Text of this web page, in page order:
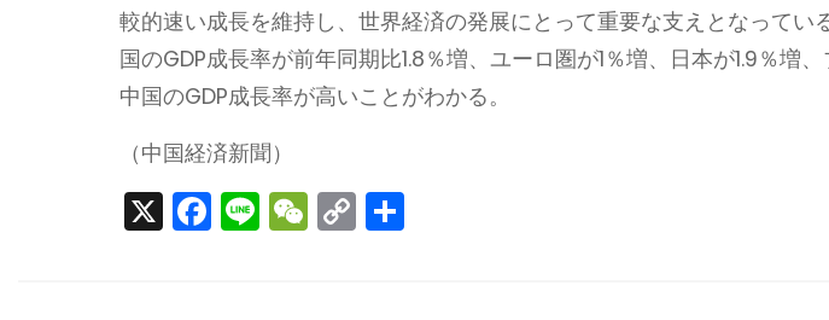
較的速い成長を維持し、世界経済の発展にとって重要な支えとなってい
国のGDP成長率が前年同期比1.8％増、ユーロ圏が1％増、日本が1.9％増
中国のGDP成長率が高いことがわかる。
（中国経済新聞）
X F
a
Li
n
W
e
C
o